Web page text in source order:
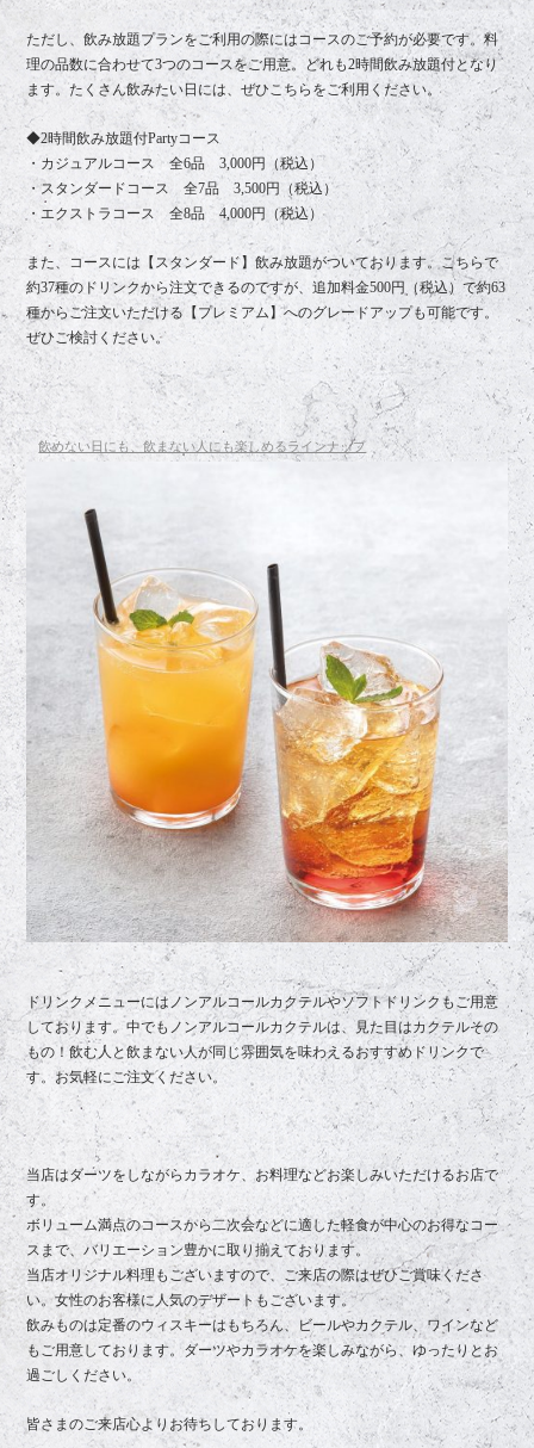
ただし、飲み放題プランをご利用の際にはコースのご予約が必要です。料
理の品数に合わせて3つのコースをご用意。どれも2時間飲み放題付となり
ます。たくさん飲みたい日には、ぜひこちらをご利用ください。
◆2時間飲み放題付Partyコース
・カジュアルコース 全6品 3,000円（税込）
・スタンダードコース 全7品 3,500円（税込）
・エクストラコース 全8品 4,000円（税込）
また、コースには【スタンダード】飲み放題がついております。こちらで
約37種のドリンクから注文できるのですが、追加料金500円（税込）で約63
種からご注文いただける【プレミアム】へのグレードアップも可能です。
ぜひご検討ください。
飲めない日にも、飲まない人にも楽しめるラインナップ
ドリンクメニューにはノンアルコールカクテルやソフトドリンクもご用意
しております。中でもノンアルコールカクテルは、見た目はカクテルその
もの！飲む人と飲まない人が同じ雰囲気を味わえるおすすめドリンクで
す。お気軽にご注文ください。
当店はダーツをしながらカラオケ、お料理などお楽しみいただけるお店で
す。
ボリューム満点のコースから二次会などに適した軽食が中心のお得なコー
スまで、バリエーション豊かに取り揃えております。
当店オリジナル料理もございますので、ご来店の際はぜひご賞味くださ
い。女性のお客様に人気のデザートもございます。
飲みものは定番のウィスキーはもちろん、ビールやカクテル、ワインなど
もご用意しております。ダーツやカラオケを楽しみながら、ゆったりとお
過ごしください。
皆さまのご来店心よりお待ちしております。